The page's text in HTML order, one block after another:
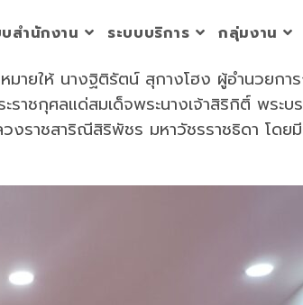
บสำนักงาน ระบบบริการ กลุ่มงาน
ให้ นางฐิติรัตน์ สุกางโฮง ผู้อำนวยกา
าชกุศลแด่สมเด็จพระนางเจ้าสิริกิติ์ พระ
วงราชสาริณีสิริพัชร มหาวัชรราชธิดา โ